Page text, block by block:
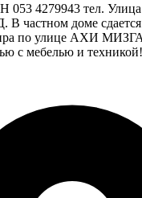
4279943 тел.
доме сдается
по улице АХИ
с мебелью и